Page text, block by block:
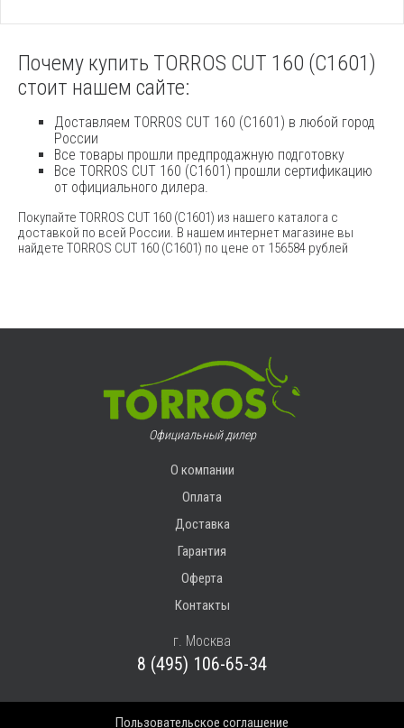
Почему купить TORROS CUT 160 (C1601)
стоит нашем сайте:
Доставляем TORROS CUT 160 (C1601) в любой город
России
Все товары прошли предпродажную подготовку
Все TORROS CUT 160 (C1601) прошли сертификацию
от официального дилера.
Покупайте TORROS CUT 160 (C1601) из нашего каталога с
доставкой по всей России. В нашем интернет магазине вы
найдете TORROS CUT 160 (C1601) по цене от 156584 рублей
Официальный дилер
О компании
Оплата
Доставка
Гарантия
Оферта
Контакты
г. Москва
8 (495) 106-65-34
Пользовательское соглашение